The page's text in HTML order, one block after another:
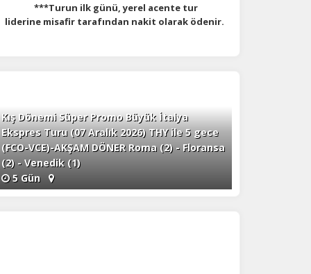
***Turun ilk günü, yerel acente tur
liderine misafir tarafından nakit olarak ödenir.
Kış Dönemi Süper Promo Büyük İtalya
Ekspres Turu (07 Aralık 2026) THY ile 5 gece
(FCO-VCE)-AKŞAM DÖNER Roma (2) - Floransa
(2) - Venedik (1)
5 Gün